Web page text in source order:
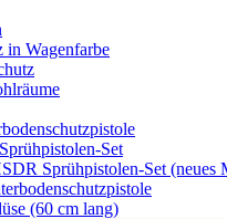
in Wagenfarbe
Set
Sprühpistolen-Set (neues
(60 cm lang)